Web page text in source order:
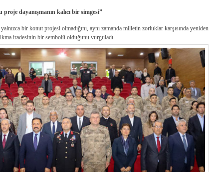
proje dayanışmanın kalıcı bir simgesi”
bir konut projesi olmadığını, aynı zamanda milletin zorluklar karşısında yeniden
iradesinin bir sembolü olduğunu vurguladı.